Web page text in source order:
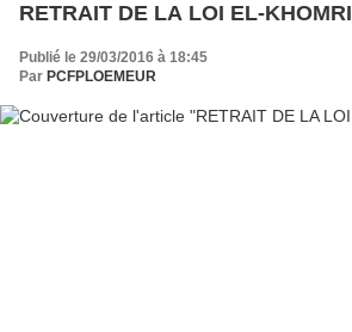
RETRAIT DE LA LOI EL-KHOMRI
Publié le 29/03/2016 à 18:45
Par PCFPLOEMEUR